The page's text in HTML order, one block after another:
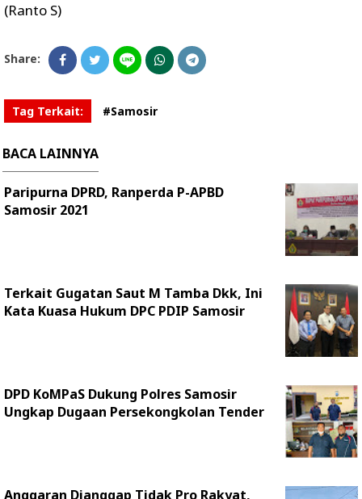
(Ranto S)
Share:
Tag Terkait: #Samosir
BACA LAINNYA
Paripurna DPRD, Ranperda P-APBD
Samosir 2021
Terkait Gugatan Saut M Tamba Dkk, Ini
Kata Kuasa Hukum DPC PDIP Samosir
DPD KoMPaS Dukung Polres Samosir
Ungkap Dugaan Persekongkolan Tender
Anggaran Dianggap Tidak Pro Rakyat,